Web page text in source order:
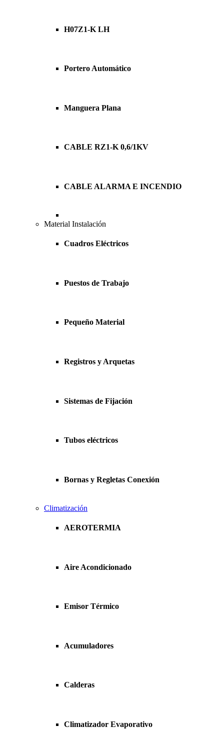
H07Z1-K LH
Portero Automático
Manguera Plana
CABLE RZ1-K 0,6/1KV
CABLE ALARMA E INCENDIO
Material Instalación
Cuadros Eléctricos
Puestos de Trabajo
Pequeño Material
Registros y Arquetas
Sistemas de Fijación
Tubos eléctricos
Bornas y Regletas Conexión
Climatización
AEROTERMIA
Aire Acondicionado
Emisor Térmico
Acumuladores
Calderas
Climatizador Evaporativo